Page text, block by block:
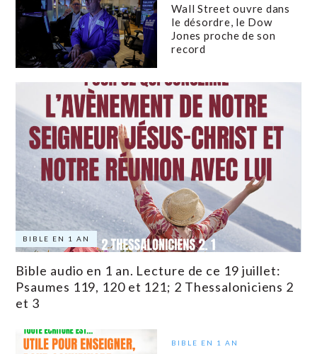
Wall Street ouvre dans
le désordre, le Dow
Jones proche de son
record
BIBLE EN 1 AN
Bible audio en 1 an. Lecture de ce 19 juillet:
Psaumes 119, 120 et 121; 2 Thessaloniciens 2
et 3
BIBLE EN 1 AN